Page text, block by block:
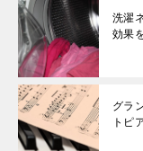
洗濯
効果
グラ
トピ